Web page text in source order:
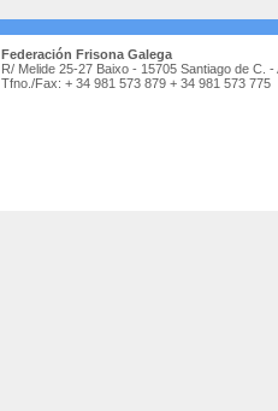
Federación Frisona Galega
R/ Melide 25-27 Baixo - 15705 Santiago de C.
Tfno./Fax: + 34 981 573 879 + 34 981 573 775